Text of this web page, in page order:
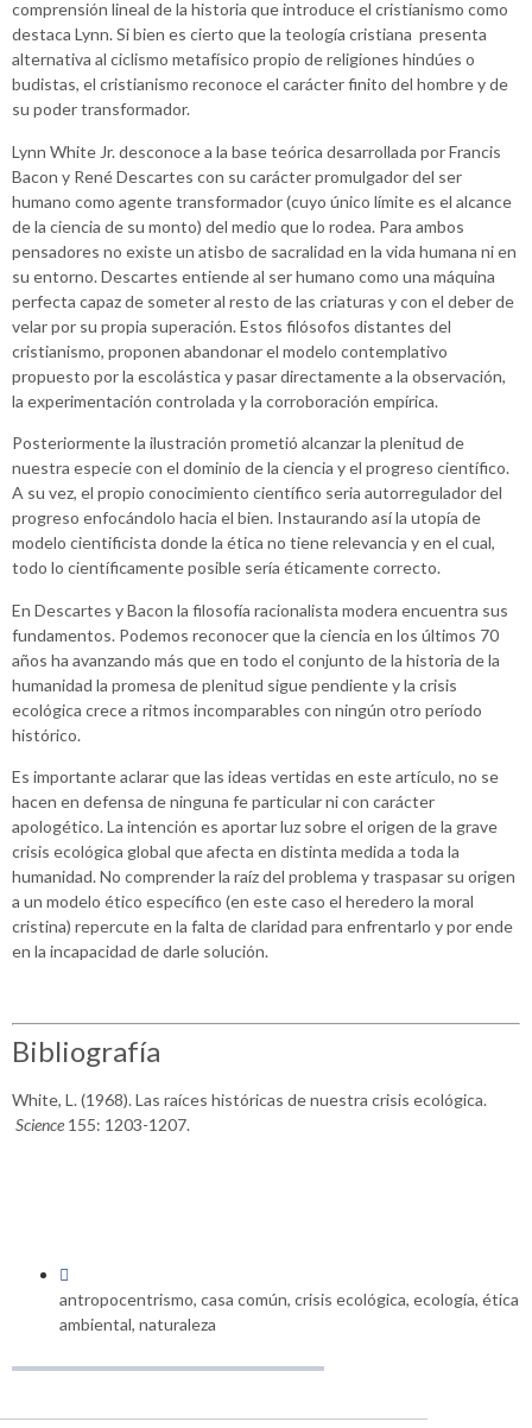
comprensión lineal de la historia que introduce el cristianismo como
destaca Lynn. Si bien es cierto que la teología cristiana presenta
alternativa al ciclismo metafísico propio de religiones hindúes o
budistas, el cristianismo reconoce el carácter finito del hombre y de
su poder transformador.
Lynn White Jr. desconoce a la base teórica desarrollada por Francis
Bacon y René Descartes con su carácter promulgador del ser
humano como agente transformador (cuyo único límite es el alcance
de la ciencia de su monto) del medio que lo rodea. Para ambos
pensadores no existe un atisbo de sacralidad en la vida humana ni en
su entorno. Descartes entiende al ser humano como una máquina
perfecta capaz de someter al resto de las criaturas y con el deber de
velar por su propia superación. Estos filósofos distantes del
cristianismo, proponen abandonar el modelo contemplativo
propuesto por la escolástica y pasar directamente a la observación,
la experimentación controlada y la corroboración empírica.
Posteriormente la ilustración prometió alcanzar la plenitud de
nuestra especie con el dominio de la ciencia y el progreso científico.
A su vez, el propio conocimiento científico seria autorregulador del
progreso enfocándolo hacia el bien. Instaurando así la utopía de
modelo cientificista donde la ética no tiene relevancia y en el cual,
todo lo científicamente posible sería éticamente correcto.
En Descartes y Bacon la filosofía racionalista modera encuentra sus
fundamentos. Podemos reconocer que la ciencia en los últimos 70
años ha avanzando más que en todo el conjunto de la historia de la
humanidad la promesa de plenitud sigue pendiente y la crisis
ecológica crece a ritmos incomparables con ningún otro período
histórico.
Es importante aclarar que las ideas vertidas en este artículo, no se
hacen en defensa de ninguna fe particular ni con carácter
apologético. La intención es aportar luz sobre el origen de la grave
crisis ecológica global que afecta en distinta medida a toda la
humanidad. No comprender la raíz del problema y traspasar su origen
a un modelo ético específico (en este caso el heredero la moral
cristina) repercute en la falta de claridad para enfrentarlo y por ende
en la incapacidad de darle solución.
Bibliografía
White, L. (1968). Las raíces históricas de nuestra crisis ecológica.
Science 155: 1203-1207.
antropocentrismo, casa común, crisis ecológica, ecología, ética
ambiental, naturaleza